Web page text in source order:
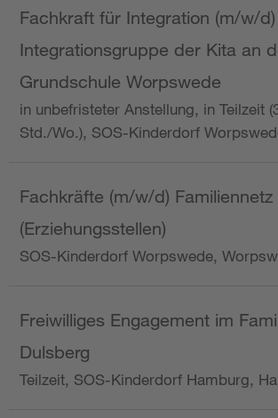
Fachkraft für Integration (m/w/
Integrationsgruppe der Kita an
Grundschule Worpswede
in unbefristeter Anstellung, in Teilzeit
Std./Wo.), SOS-Kinderdorf
Fachkräfte (m/w/d) Familiennetz
(Erziehungsstellen)
SOS-Kinderdorf Worpswede,
Freiwilliges Engagement im
Dulsberg
Teilzeit, SOS-Kinderdorf Hamburg,